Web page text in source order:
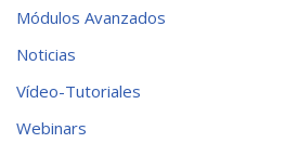
Módulos Avanzados
Noticias
Vídeo-Tutoriales
Webinars